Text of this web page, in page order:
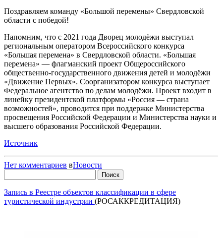
Поздравляем команду «Большой перемены» Свердловской
области с победой!
Напомним, что с 2021 года Дворец молодёжи выступал
региональным оператором Всероссийского конкурса
«Большая перемена» в Свердловской области. «Большая
перемена» — флагманский проект Общероссийского
общественно-государственного движения детей и молодёжи
«Движение Первых». Соорганизатором конкурса выступает
Федеральное агентство по делам молодёжи. Проект входит в
линейку президентской платформы «Россия — страна
возможностей», проводится при поддержке Министерства
просвещения Российской Федерации и Министерства науки и
высшего образования Российской Федерации.
Источник
Нет комментариев вНовости
Запись в Реестре объектов классификации в сфере
туристической индустрии (РОСАККРЕДИТАЦИЯ)